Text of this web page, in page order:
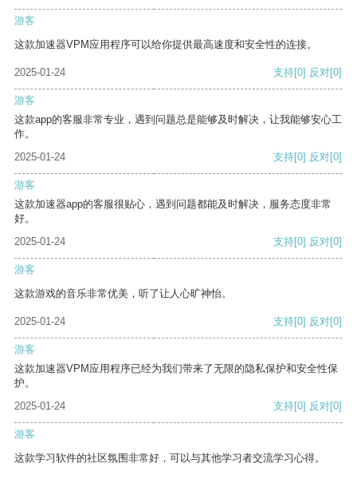
游客
这款加速器VPM应用程序可以给你提供最高速度和安全性的连接。
2025-01-24 支持[0] 反对[0]
游客
这款app的客服非常专业，遇到问题总是能够及时解决，让我能够安心工
作。
2025-01-24
支持[0] 反对[0]
游客
这款加速器app的客服很贴心，遇到问题都能及时解决，服务态度非常
好。
2025-01-24
支持[0] 反对[0]
游客
这款游戏的音乐非常优美，听了让人心旷神怡。
2025-01-24 支持[0] 反对[0]
游客
这款加速器VPM应用程序已经为我们带来了无限的隐私保护和安全性保
护。
2025-01-24
支持[0] 反对[0]
游客
这款学习软件的社区氛围非常好，可以与其他学习者交流学习心得。